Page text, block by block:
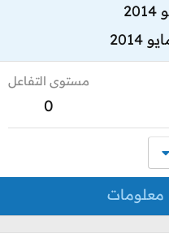
مستوى التفاعل
0
معلومات